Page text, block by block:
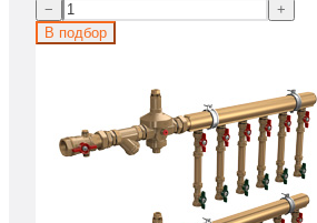
−
+
В подбор